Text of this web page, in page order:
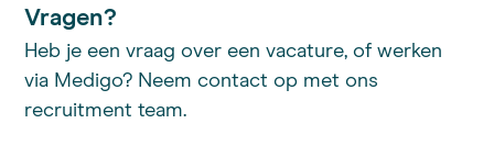
Vragen?
Heb je een vraag over een vacature, of werken
via Medigo? Neem contact op met ons
recruitment team.